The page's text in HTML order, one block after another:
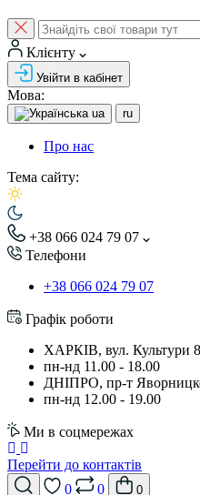
Клієнту
Увійти в кабінет
Мова:
ua ru
Про нас
Тема сайту:
+38 066 024 79 07
Телефони
+38 066 024 79 07
Графік роботи
ХАРКІВ, вул. Культури
пн-нд 11.00 - 18.00
ДНІПРО, пр-т
пн-нд 12.00 - 19.00
Ми в соцмережах
Перейти до контактів
0
0 0